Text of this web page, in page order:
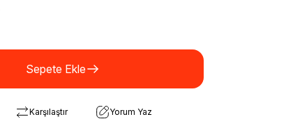
Sepete Ekle
Karşılaştır
Yorum Yaz